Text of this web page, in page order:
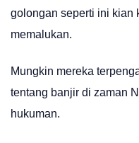
golongan seperti ini kian
memalukan.
Mungkin mereka
tentang banjir di zaman
hukuman.